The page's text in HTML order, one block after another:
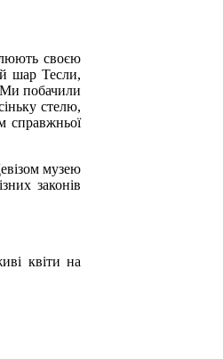
своєю
шар Тесли,
Ми побачили
стелю,
справжньої
музею
законів
квіти на